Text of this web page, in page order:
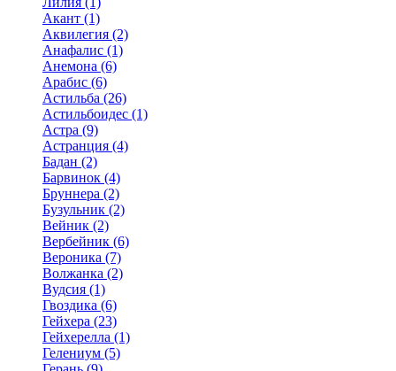
Акант (1)
Аквилегия (2)
Анафалис (1)
Анемона (6)
Арабис (6)
Астильба (26)
Астильбоидес (1)
Астра (9)
Астранция (4)
Бадан (2)
Барвинок (4)
Бруннера (2)
Бузульник (2)
Вейник (2)
Вербейник (6)
Вероника (7)
Волжанка (2)
Вудсия (1)
Гвоздика (6)
Гейхера (23)
Гейхерелла (1)
Гелениум (5)